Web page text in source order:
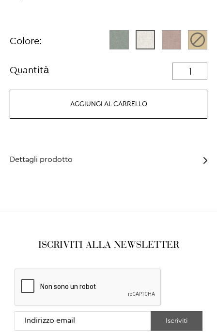
Colore:
Quantità
AGGIUNGI AL CARRELLO
Dettagli prodotto
ISCRIVITI ALLA NEWSLETTER